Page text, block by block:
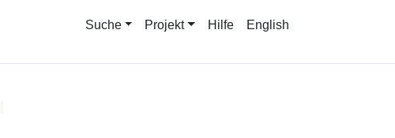
Suche Projekt Hilfe English